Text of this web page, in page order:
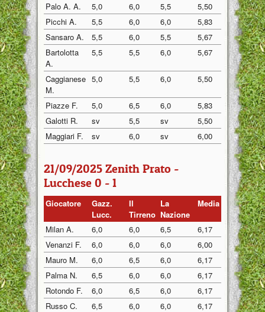
Palo A. A. 5,0 6,0 5,5
5,50
Picchi A.
5,5 6,0 6,0
5,83
Sansaro A.
5,5 6,0 5,5
5,67
Bartolotta
A.
5,5 5,5 6,0 5,67
Caggianese
M.
5,0 5,5 6,0 5,50
Piazze F. 5,0 6,5 6,0
5,83
Galotti R.
sv 5,5 sv
5,50
Maggiari F.
sv 6,0 sv 6,00
21/09/2025 Zenith Prato -
Lucchese 0 - 1
Giocatore
Gazz.
Lucc.
Il
Tirreno
La
Nazione
Media
Milan A. 6,0 6,0 6,5
6,17
Venanzi F.
6,0 6,0 6,0
6,00
Mauro M.
6,0 6,5 6,0
6,17
Palma N.
6,5 6,0 6,0
6,17
Rotondo F.
6,0 6,5 6,0
6,17
Russo C.
6,5 6,0 6,0
6,17